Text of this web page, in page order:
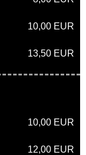
10,00 EUR
13,50 EUR
10,00 EUR
12,00 EUR